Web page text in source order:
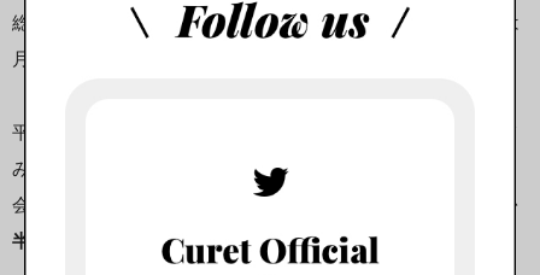
総務省のデータによると、35歳未満の一人暮らし女性の食費は
月に4万円です。
平均値より食費がかかっているのなら、自炊の機会を増やして
みてください。
会社でのランチで外食や買い食いが多い場合は、
外食の機会を
半分に減らしてお弁当を作ることで外食代を減らせます。